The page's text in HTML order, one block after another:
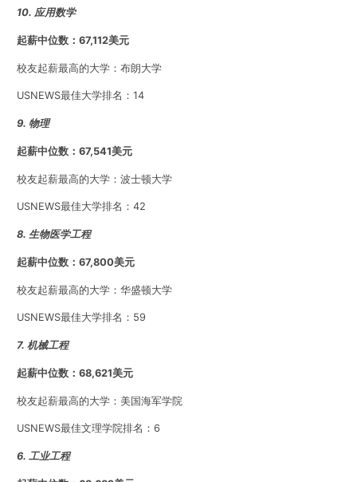
10. 应用数学
起薪中位数：67,112美元
校友起薪最高的大学：布朗大学
USNEWS最佳大学排名：14
9. 物理
起薪中位数：67,541美元
校友起薪最高的大学：波士顿大学
USNEWS最佳大学排名：42
8. 生物医学工程
起薪中位数：67,800美元
校友起薪最高的大学：华盛顿大学
USNEWS最佳大学排名：59
7. 机械工程
起薪中位数：68,621美元
校友起薪最高的大学：美国海军学院
USNEWS最佳文理学院排名：6
6. 工业工程